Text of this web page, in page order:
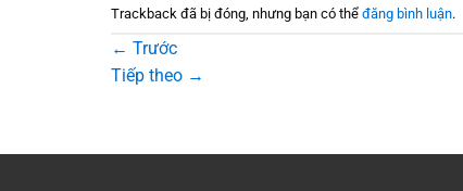
Trackback đã bị đóng, nhưng bạn có thể đăng bình luận.
← Trước
Tiếp theo →